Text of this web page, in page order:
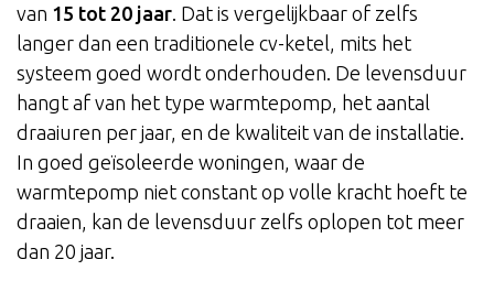
van 15 tot 20 jaar . Dat is vergelijkbaar of zelfs
langer dan een traditionele cv-ketel, mits het
systeem goed wordt onderhouden. De levensduur
hangt af van het type warmtepomp, het aantal
draaiuren per jaar, en de kwaliteit van de installatie.
In goed geïsoleerde woningen, waar de
warmtepomp niet constant op volle kracht hoeft te
draaien, kan de levensduur zelfs oplopen tot meer
dan 20 jaar.